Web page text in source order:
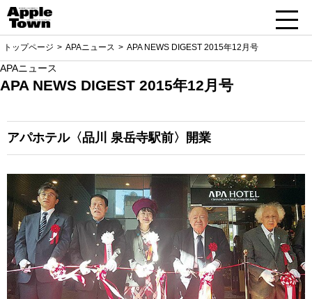
トップページ APAニュース APA NEWS DIGEST 2015年12月号
APAニュース
APA NEWS DIGEST 2015年12月号
アパホテル〈品川 泉岳寺駅前〉開業